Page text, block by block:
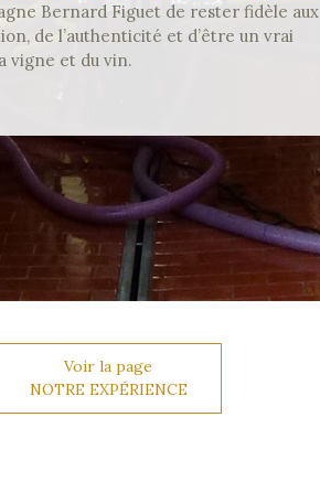
Bernard Figuet de rester fidèle aux
de l’authenticité et d’être un vrai
vigne et du vin.
Voir la page
NOTRE EXPÉRIENCE